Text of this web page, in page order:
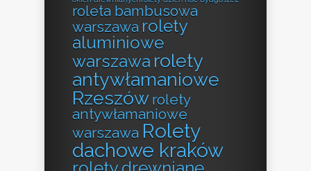
roleta bambusowa
warszawa rolety
aluminiowe
warszawa rolety
antywłamaniowe
Rzeszów rolety
antywłamaniowe
warszawa Rolety
dachowe kraków